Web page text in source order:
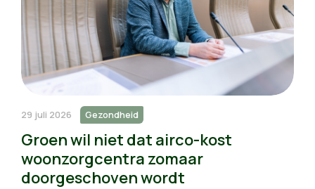
29 juli 2026 Gezondheid
Groen wil niet dat airco-kost
woonzorgcentra zomaar
doorgeschoven wordt